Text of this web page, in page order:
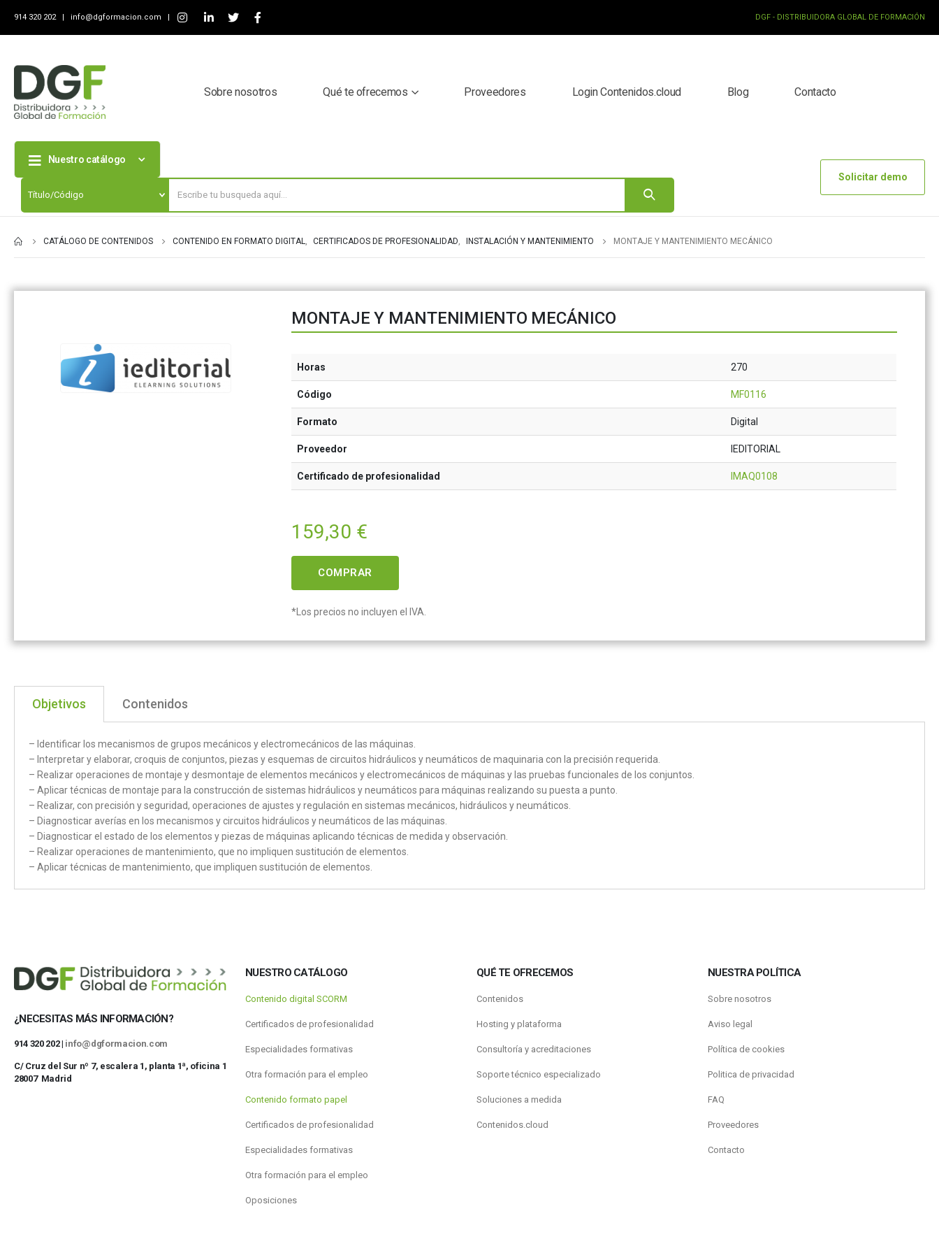
914 320 202 | info@dgformacion.com | DGF - DISTRIBUIDORA GLOBAL DE FORMACIÓN
Sobre nosotros Qué te ofrecemos Proveedores Login Contenidos.cloud Blog Contacto
Nuestro catálogo
Solicitar demo
CATÁLOGO DE CONTENIDOS CONTENIDO EN FORMATO DIGITAL, CERTIFICADOS DE PROFESIONALIDAD, INSTALACIÓN Y MANTENIMIENTO MONTAJE Y MANTENIMIENTO MECÁNICO
MONTAJE Y MANTENIMIENTO MECÁNICO
Horas 270
Código MF0116
Formato Digital
Proveedor IEDITORIAL
Certificado de profesionalidad IMAQ0108
159,30 €
COMPRAR
*Los precios no incluyen el IVA.
Objetivos Contenidos
– Identificar los mecanismos de grupos mecánicos y electromecánicos de las máquinas.
– Interpretar y elaborar, croquis de conjuntos, piezas y esquemas de circuitos hidráulicos y neumáticos de maquinaria con la precisión requerida.
– Realizar operaciones de montaje y desmontaje de elementos mecánicos y electromecánicos de máquinas y las pruebas funcionales de los conjuntos.
– Aplicar técnicas de montaje para la construcción de sistemas hidráulicos y neumáticos para máquinas realizando su puesta a punto.
– Realizar, con precisión y seguridad, operaciones de ajustes y regulación en sistemas mecánicos, hidráulicos y neumáticos.
– Diagnosticar averías en los mecanismos y circuitos hidráulicos y neumáticos de las máquinas.
– Diagnosticar el estado de los elementos y piezas de máquinas aplicando técnicas de medida y observación.
– Realizar operaciones de mantenimiento, que no impliquen sustitución de elementos.
– Aplicar técnicas de mantenimiento, que impliquen sustitución de elementos.
¿NECESITAS MÁS INFORMACIÓN?
914 320 202 | info@dgformacion.com
C/ Cruz del Sur nº 7, escalera 1, planta 1ª, oficina 1
28007 Madrid
NUESTRO CATÁLOGO
Contenido digital SCORM
Certificados de profesionalidad
Especialidades formativas
Otra formación para el empleo
Contenido formato papel
Certificados de profesionalidad
Especialidades formativas
Otra formación para el empleo
Oposiciones
QUÉ TE OFRECEMOS
Contenidos
Hosting y plataforma
Consultoría y acreditaciones
Soporte técnico especializado
Soluciones a medida
Contenidos.cloud
NUESTRA POLÍTICA
Sobre nosotros
Aviso legal
Política de cookies
Politica de privacidad
FAQ
Proveedores
Contacto